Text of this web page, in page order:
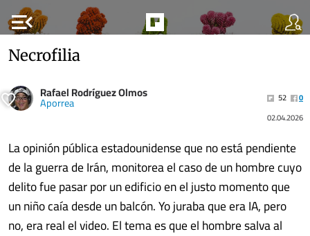
menu_open
Necrofilia
Rafael Rodríguez Olmos
Aporrea 52
0
02.04.2026
La opinión pública estadounidense que no está pendiente
de la guerra de Irán, monitorea el caso de un hombre cuyo
delito fue pasar por un edificio en el justo momento que
un niño caía desde un balcón. Yo juraba que era IA, pero
no, era real el video. El tema es que el hombre salva al